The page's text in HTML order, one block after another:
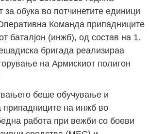
за обука во потчинетите единици
Команда припадниците
баталјон (инжб), од состав на 1.
бригада реализираа
на Армискиот полигон
беше обучување и
на инжб во
работа при вежби со боеви